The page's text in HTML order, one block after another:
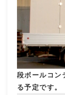
段ボールコン
る予定です。